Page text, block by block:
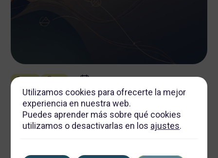
junio 24, 2026
El Poder de la Narrativa Visual en la Construcción de Marcas
Duraderas: Enfoques Creativos en Diseño Gráfico y
Producción Integral
12 min de lectura
Utilizamos cookies para ofrecerte la mejor
experiencia en nuestra web.
Puedes aprender más sobre qué cookies
utilizamos o desactivarlas en los ajustes.